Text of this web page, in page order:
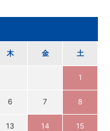
木 金 土
1
6 7 8
13 14 15